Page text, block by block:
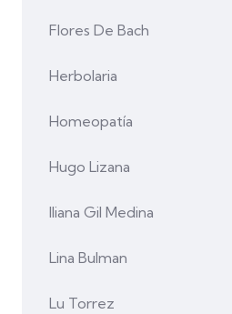
Flores De Bach
Herbolaria
Homeopatía
Hugo Lizana
Iliana Gil Medina
Lina Bulman
Lu Torrez